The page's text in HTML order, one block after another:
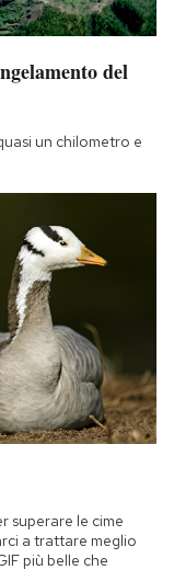
del
un chilometro e
superare le cime
a trattare meglio
più belle che